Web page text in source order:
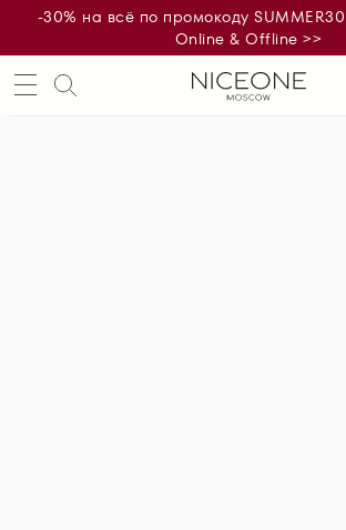
-30% на всё по промокоду
Online & Offline >>